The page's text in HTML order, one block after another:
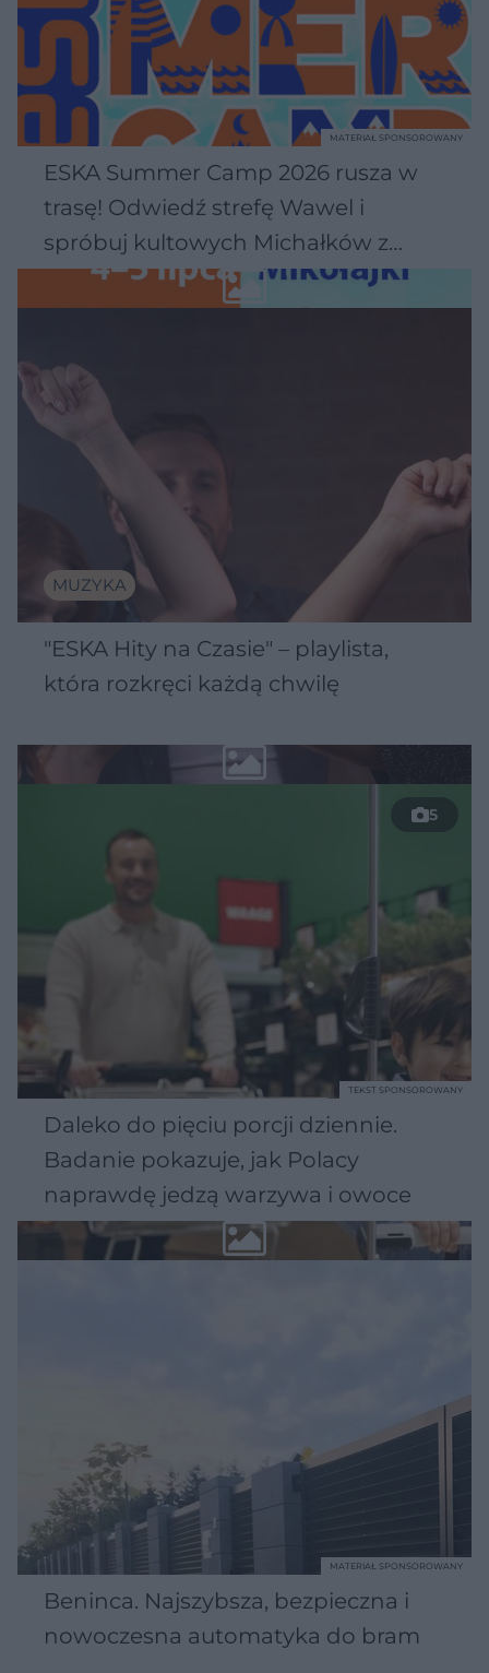
ESKA Summer Camp 2026 rusza w
trasę! Odwiedź strefę Wawel i
spróbuj kultowych Michałków z
Wawelu
MATERIAŁ SPONSOROWANY
MUZYKA
"ESKA Hity na Czasie" – playlista,
która rozkręci każdą chwilę
5
Daleko do pięciu porcji dziennie.
Badanie pokazuje, jak Polacy
naprawdę jedzą warzywa i owoce
TEKST SPONSOROWANY
Beninca. Najszybsza, bezpieczna i
nowoczesna automatyka do bram
MATERIAŁ SPONSOROWANY